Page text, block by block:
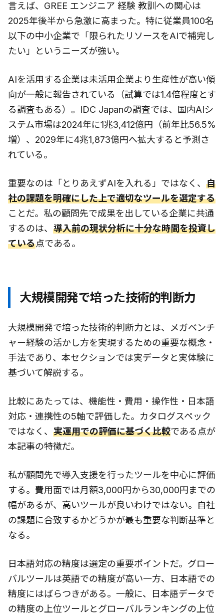
言えば、GREE エンジニア 経験 教訓への関心は
2025年後半から急激に高まった。特に従業員100名
以下の中小企業で「限られたリソースをAIで補完し
たい」というニーズが強い。
AIを活用する企業は未活用企業より生産性が高い傾
向が一般に報告されている（試算では1.4倍程度とす
る調査もある）。IDC Japanの調査では、国内AIシ
ステム市場は2024年に1兆3,412億円（前年比56.5%
増）、2029年に4兆1,873億円へ拡大すると予測さ
れている。
重要なのは「とりあえずAIを入れる」ではなく、 自
社の課題を明確にした上で適切なツールを選定する
ことだ。私の顧問先で成果を出している企業に共通
するのは、 導入前の現状分析に十分な時間を投資し
ている点である。
大規模開発で培った技術的判断力
大規模開発で培った技術的判断力とは、メガベンチ
ャー経験の活かし方を実現するための重要な概念・
手法であり、本セクションでは実データと実体験に
基づいて解説する。
比較にあたっては、機能性・費用・操作性・日本語
対応・連携性の5軸で評価した。カタログスペック
ではなく、 実運用での評価に基づく比較である点が
本記事の特徴だ。
私が顧問先で導入支援を行ったツールを中心に評価
する。費用面では月額3,000円から30,000円までの
幅があるが、高いツールが良いわけではない。自社
の課題に合致するかどうかが最も重要な判断基準と
なる。
日本語対応の精度は選定の重要ポイントだ。グロー
バルツールは英語での精度が高い一方、日本語での
精度にはばらつきがある。一般に、日本語データで
の精度の上位ツールとグローバルランキングの上位